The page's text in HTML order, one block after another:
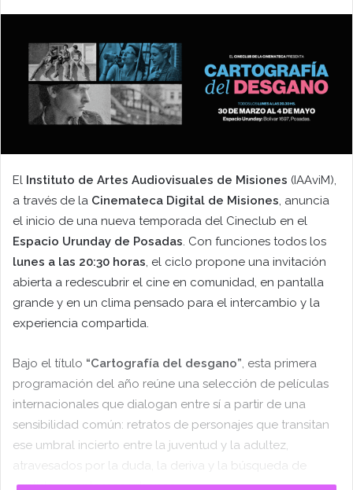
El Instituto de Artes Audiovisuales de Misiones (IAAviM),
a través de la Cinemateca Digital de Misiones, anuncia
el inicio de una nueva temporada del Cineclub en el
Espacio Urunday de Posadas. Con funciones todos los
lunes a las 20:30 horas, el ciclo propone una invitación
abierta a redescubrir el cine en comunidad, en pantalla
grande y en un clima pensado para el intercambio y la
experiencia compartida.
Bajo el título “Cartografía del desgano”, esta primera
programación del año reúne una selección de películas
internacionales que dialogan entre sí a partir de una
sensibilidad común: retratos de personajes que transitan
ese umbral incierto entre la juventud y la adultez,
atravesados por la duda, la deriva y la búsqueda de
sentido en entornos urbanos.